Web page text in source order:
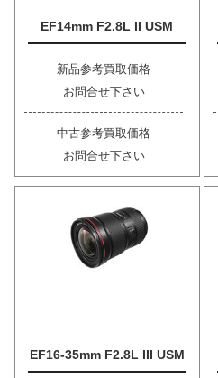
EF14mm F2.8L II USM
新品参考買取価格
お問合せ下さい
中古参考買取価格
お問合せ下さい
EF16-35mm F2.8L III USM